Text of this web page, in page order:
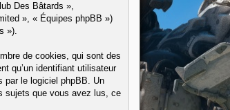
Des Bâtards »,
», « Équipes phpBB »)
»).
de cookies, qui sont des
qu’un identifiant utilisateur
par le logiciel phpBB. Un
sujets que vous avez lus, ce